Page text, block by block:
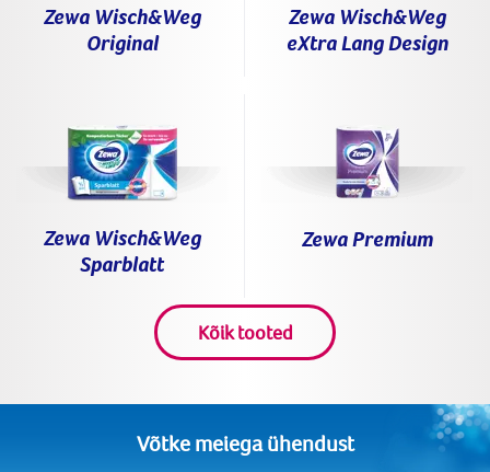
Zewa Wisch&Weg
Original
Zewa Wisch&Weg
eXtra Lang Design
Zewa Wisch&Weg
Sparblatt
Zewa Premium
Kõik tooted
Võtke meiega ühendust